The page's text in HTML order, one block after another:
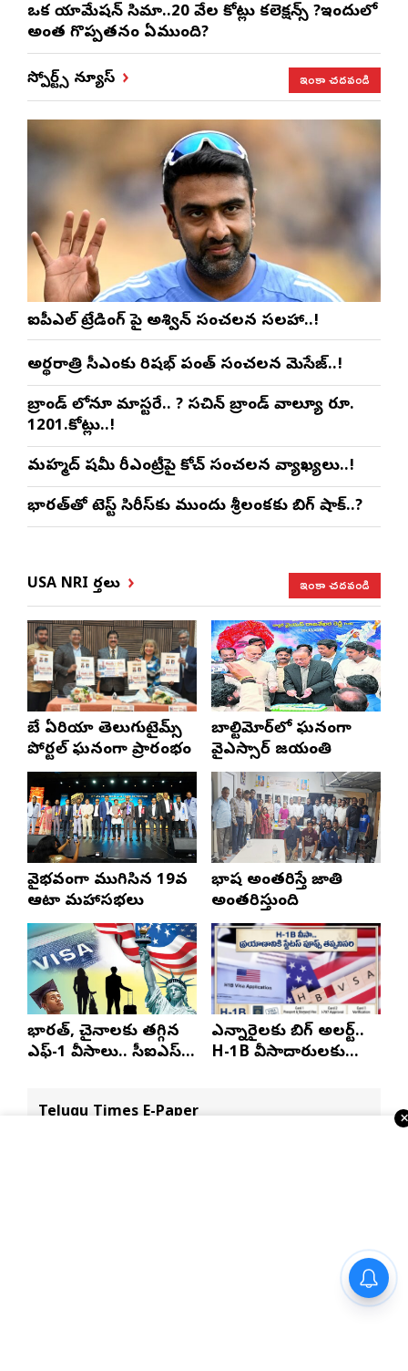
ఒక యానిమేషన్ సినిమా..20 వేల కోట్లు కలెక్షన్స్ ?ఇందులో
అంత గొప్పతనం ఏముంది?
స్పోర్ట్స్ న్యూస్ ఇంకా చదవండి
ఐపీఎల్ ట్రేడింగ్ పై అశ్విన్ సంచలన సలహా..!
అర్థరాత్రి సీఎంకు రిషభ్ పంత్ సంచలన మెసేజ్..!
బ్రాండ్ లోనూ మాస్టరే.. ? సచిన్ బ్రాండ్ వాల్యూ రూ.
1201.కోట్లు..!
మహ్మద్ షమీ రీఎంట్రీపై కోచ్ సంచలన వ్యాఖ్యలు..!
భారత్‌తో టెస్ట్ సిరీస్‌కు ముందు శ్రీలంకకు బిగ్ షాక్..?
USA NRI వార్తలు ఇంకా చదవండి
బే ఏరియా తెలుగుటైమ్స్
పోర్టల్ ఘనంగా ప్రారంభం
బాల్టిమోర్‌లో ఘనంగా
వైఎస్సార్‌ జయంతి
వైభవంగా ముగిసిన 19వ
ఆటా మహాసభలు
భాష అంతరిస్తే జాతి
అంతరిస్తుంది
భారత్, చైనాలకు తగ్గిన
ఎఫ్-1 వీసాలు.. సీఐఎస్
ఎన్నారైలకు బిగ్ అలర్ట్..
H-1B వీసాదారులకు
Telugu Times E-Paper
ప్రధాని మోదీని కుటుంబ సమేతంగా